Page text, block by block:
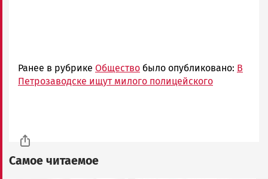
Ранее в рубрике Общество было опубликовано: В
Петрозаводске ищут милого полицейского
Самое читаемое